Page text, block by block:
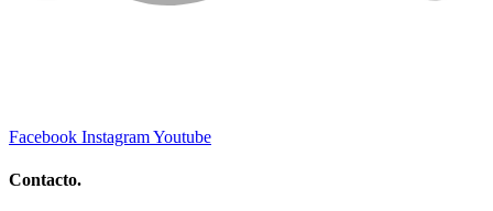
Facebook InstagramYoutube
Contacto.